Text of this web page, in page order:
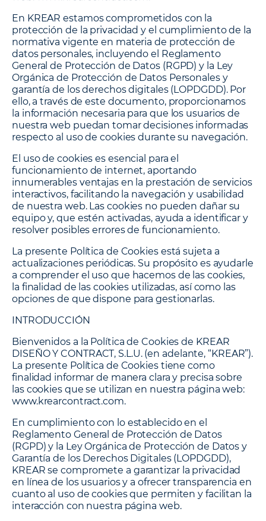
En KREAR estamos comprometidos con la
protección de la privacidad y el cumplimiento de la
normativa vigente en materia de protección de
datos personales, incluyendo el Reglamento
General de Protección de Datos (RGPD) y la Ley
Orgánica de Protección de Datos Personales y
garantía de los derechos digitales (LOPDGDD). Por
ello, a través de este documento, proporcionamos
la información necesaria para que los usuarios de
nuestra web puedan tomar decisiones informadas
respecto al uso de cookies durante su navegación.
El uso de cookies es esencial para el
funcionamiento de internet, aportando
innumerables ventajas en la prestación de servicios
interactivos, facilitando la navegación y usabilidad
de nuestra web. Las cookies no pueden dañar su
equipo y, que estén activadas, ayuda a identificar y
resolver posibles errores de funcionamiento.
La presente Política de Cookies está sujeta a
actualizaciones periódicas. Su propósito es ayudarle
a comprender el uso que hacemos de las cookies,
la finalidad de las cookies utilizadas, así como las
opciones de que dispone para gestionarlas.
INTRODUCCIÓN
Bienvenidos a la Política de Cookies de KREAR
DISEÑO Y CONTRACT, S.L.U.(en adelante, “KREAR”).
La presente Política de Cookies tiene como
finalidad informar de manera clara y precisa sobre
las cookies que se utilizan en nuestra página web:
www.krearcontract.com.
En cumplimiento con lo establecido en el
Reglamento General de Protección de Datos
(RGPD) y la Ley Orgánica de Protección de Datos y
Garantía de los Derechos Digitales (LOPDGDD),
KREAR se compromete a garantizar la privacidad
en línea de los usuarios y a ofrecer transparencia en
cuanto al uso de cookies que permiten y facilitan la
interacción con nuestra página web.